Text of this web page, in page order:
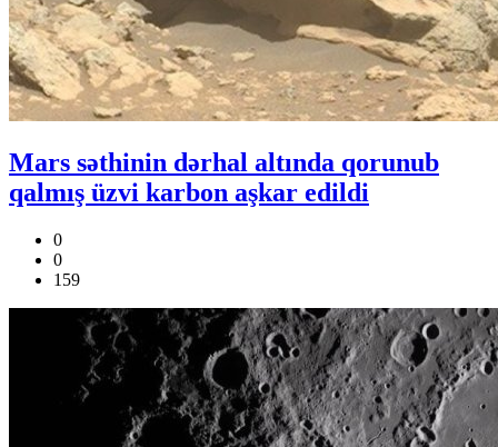
Mars səthinin dərhal altında qorunub
qalmış üzvi karbon aşkar edildi
0
0
159